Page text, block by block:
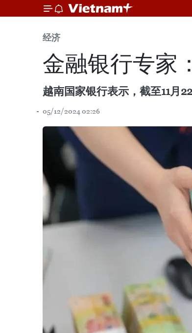
经济
金融银行专家
越南国家银行表示，截至11月
05/12/2024 02:26